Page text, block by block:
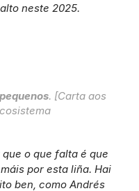
neste 2025.
. [Carta aos
o que falta é que
por esta liña. Hai
ben, como Andrés